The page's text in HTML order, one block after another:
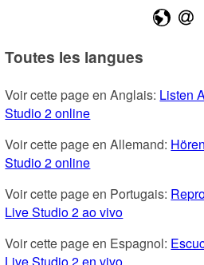
Toutes les langues
Voir cette page en Anglais: Listen
Studio 2 online
Voir cette page en Allemand:
Studio 2 online
Voir cette page en Portugais:
Live Studio 2 ao vivo
Voir cette page en Espagnol:
Live Studio 2 en vivo